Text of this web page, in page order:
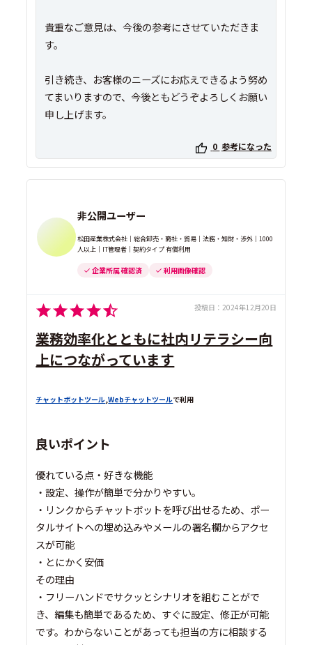
貴重なご意見は、今後の参考にさせていただきま
す。
引き続き、お客様のニーズにお応えできるよう努め
てまいりますので、今後ともどうぞよろしくお願い
申し上げます。
0 参考になった
非公開ユーザー
松田産業株式会社｜総合卸売・商社・貿易｜法務・知財・渉外｜1000
人以上｜IT管理者｜契約タイプ 有償利用
企業所属 確認済 利用画像確認
投稿日： 2024年12月20日
業務効率化とともに社内リテラシー向
上につながっています
チャットボットツール,Webチャットツールで利用
良いポイント
優れている点・好きな機能
・設定、操作が簡単で分かりやすい。
・リンクからチャットボットを呼び出せるため、ポー
タルサイトへの埋め込みやメールの署名欄からアクセ
スが可能
・とにかく安価
その理由
・フリーハンドでサクッとシナリオを組むことがで
き、編集も簡単であるため、すぐに設定、修正が可能
です。わからないことがあっても担当の方に相談する